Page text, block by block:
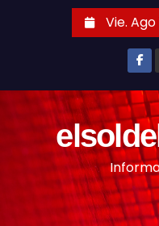
Vie.